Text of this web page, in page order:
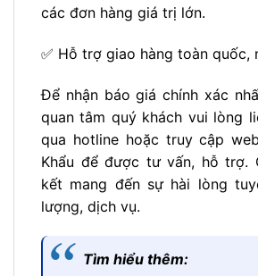
các đơn hàng giá trị lớn.
✅ Hỗ trợ giao hàng toàn quốc,
Để nhận báo giá chính xác
quan tâm quý khách vui lòng
qua hotline hoặc truy cập
Khẩu để được tư vấn, hỗ trợ.
kết mang đến sự hài lòng
lượng, dịch vụ.
Tìm hiểu thêm: